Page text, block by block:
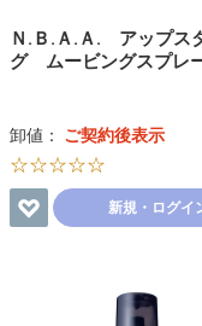
Ｎ.Ｂ.Ａ.Ａ. アップス
グ ムービングスプレ
卸値： ご契約後表示
☆☆☆☆☆
新規・ログイ